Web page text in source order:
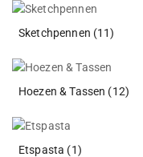
Sketchpennen (11)
Hoezen & Tassen (12)
Etspasta (1)